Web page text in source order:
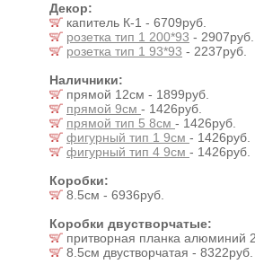
Декор:
капитель К-1 - 6709руб.
розетка тип 1 200*93 - 2907руб.
розетка тип 1 93*93 - 2237руб.
Наличники:
прямой 12см - 1899руб.
прямой 9см - 1426руб.
прямой тип 5 8см - 1426руб.
фигурный тип 1 9см - 1426руб.
фигурный тип 4 9см - 1426руб.
Коробки:
8.5см - 6936руб.
Коробки двустворчатые:
притворная планка алюминий
8.5см двустворчатая - 8322руб.